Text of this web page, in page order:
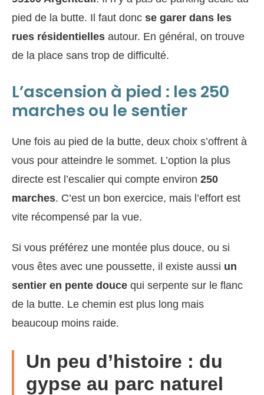
pied de la butte. Il faut donc se garer dans les
rues résidentielles autour. En général, on trouve
de la place sans trop de difficulté.
L’ascension à pied : les 250
marches ou le sentier
Une fois au pied de la butte, deux choix s’offrent à
vous pour atteindre le sommet. L’option la plus
directe est l’escalier qui compte environ 250
marches. C’est un bon exercice, mais l’effort est
vite récompensé par la vue.
Si vous préférez une montée plus douce, ou si
vous êtes avec une poussette, il existe aussi un
sentier en pente douce qui serpente sur le flanc
de la butte. Le chemin est plus long mais
beaucoup moins raide.
Un peu d’histoire : du
gypse au parc naturel